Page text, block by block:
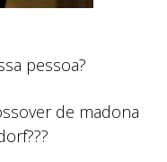
pessoa?
de madona